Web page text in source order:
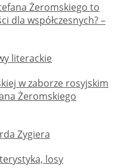
Żeromskiego to
dla współczesnych? –
literackie
w zaborze rosyjskim
Żeromskiego
Zygiera
losy